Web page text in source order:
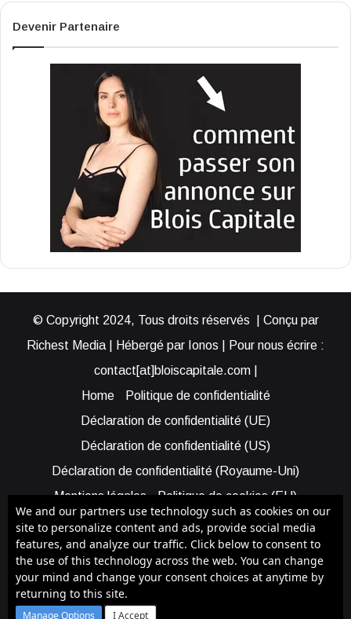
Devenir Partenaire
© Copyright 2024, Tous droits réservés | Conçu par
Richest Media | Hébergé par Ionos | Pour nous écrire :
contact[at]bloiscapitale.com |
Home
Politique de confidentialité
Déclaration de confidentialité (UE)
Déclaration de confidentialité (US)
Déclaration de confidentialité (Royaume-Uni)
Mentions légales
Politique de cookies (EU)
Cookie Policy (AUS)
Cookie Policy (US)
Qui sommes-nous ?
Participer à Blois Capitale
Bénéficier d’une assistance
Facebook
X
We and our partners use technology such as cookies on our
site to personalize content and ads, provide social media
features, and analyze our traffic. Click below to consent to
the use of this technology across the web. You can change
your mind and change your consent choices at anytime by
returning to this site.
Manage Options I Accept